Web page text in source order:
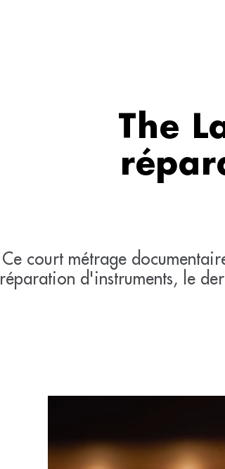
The
Ce court métrage
réparation d'instruments, le